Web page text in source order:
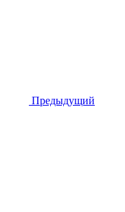
Предыдущий